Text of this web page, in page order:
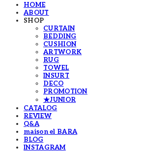
HOME
ABOUT
SHOP
CURTAIN
BEDDING
CUSHION
ARTWORK
RUG
TOWEL
INSURT
DECO
PROMOTION
★JUNIOR
CATALOG
REVIEW
Q&A
maison el BARA
BLOG
INSTAGRAM